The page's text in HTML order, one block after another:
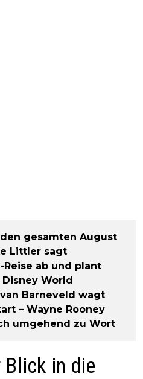
gesamten August
Littler sagt
Reise ab und plant
World
Barneveld wagt
– Wayne Rooney
umgehend zu Wort
in die